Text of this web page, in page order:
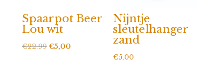
Spaarpot Beer
Lou wit
€22,99 Oorspronkelijke
€5,00Huidige
Nijntje
sleutelhanger
zand
€5,00